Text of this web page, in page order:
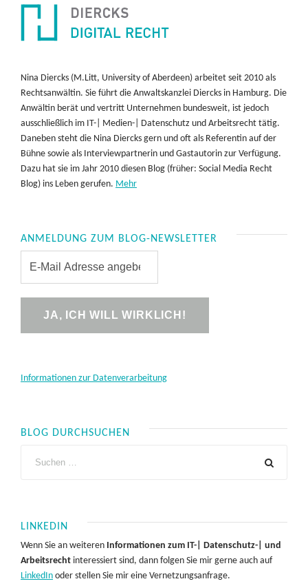
Nina Diercks (M.Litt, University of Aberdeen) arbeitet seit 2010 als
Rechtsanwältin. Sie führt die Anwaltskanzlei Diercks in Hamburg. Die
Anwältin berät und vertritt Unternehmen bundesweit, ist jedoch
ausschließlich im IT-| Medien-| Datenschutz und Arbeitsrecht tätig.
Daneben steht die Nina Diercks gern und oft als Referentin auf der
Bühne sowie als Interviewpartnerin und Gastautorin zur Verfügung.
Dazu hat sie im Jahr 2010 diesen Blog (früher: Social Media Recht
Blog) ins Leben gerufen. Mehr
ANMELDUNG ZUM BLOG-NEWSLETTER
Informationen zur Datenverarbeitung
BLOG DURCHSUCHEN
LINKEDIN
Wenn Sie an weiteren Informationen zum IT-| Datenschutz-| und
Arbeitsrecht interessiert sind, dann folgen Sie mir gerne auch auf
LinkedIn oder stellen Sie mir eine Vernetzungsanfrage.